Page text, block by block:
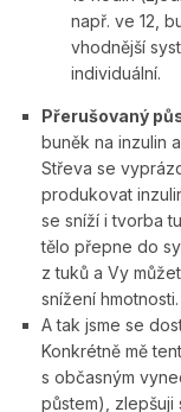
např. ve 12,
vhodnější
individuální.
Přerušovaný
buněk na inzulin
Střeva se
produkovat
se sníží i tvorba
tělo přepne do
z tuků a Vy
snížení hmotnosti.
A tak jsme se
Konkrétně mě
s občasným
půstem), zlepšuji